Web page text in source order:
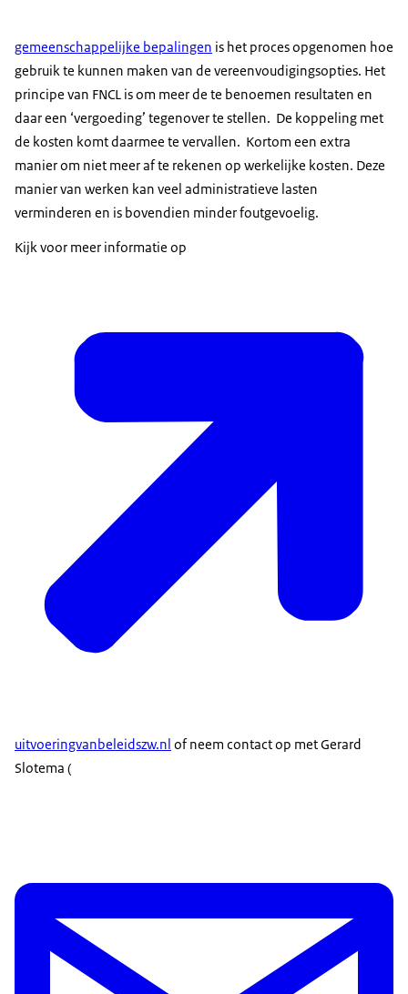
gemeenschappelijke bepalingen is het proces opgenomen hoe
gebruik te kunnen maken van de vereenvoudigingsopties. Het
principe van FNCL is om meer de te benoemen resultaten en
daar een ‘vergoeding’ tegenover te stellen. De koppeling met
de kosten komt daarmee te vervallen. Kortom een extra
manier om niet meer af te rekenen op werkelijke kosten. Deze
manier van werken kan veel administratieve lasten
verminderen en is bovendien minder foutgevoelig.
Kijk voor meer informatie op
uitvoeringvanbeleidszw.nl of neem contact op met Gerard
Slotema (